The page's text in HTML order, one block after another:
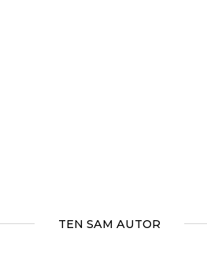
TEN SAM AUTOR